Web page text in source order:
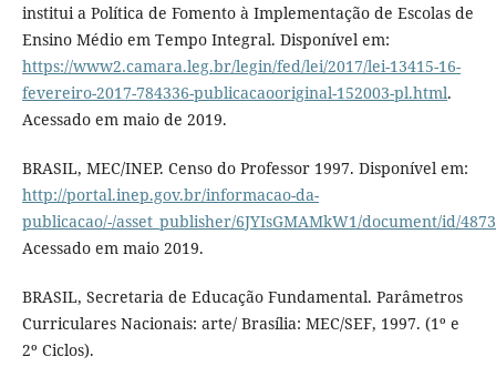
institui a Política de Fomento à Implementação de Escolas de
Ensino Médio em Tempo Integral. Disponível em:
https://www2.camara.leg.br/legin/fed/lei/2017/lei-13415-16-
fevereiro-2017-784336-publicacaooriginal-152003-pl.html.
Acessado em maio de 2019.
BRASIL, MEC/INEP. Censo do Professor 1997. Disponível em:
http://portal.inep.gov.br/informacao-da-
publicacao/-/asset_publisher/6JYIsGMAMkW1/document/id/
Acessado em maio 2019.
BRASIL, Secretaria de Educação Fundamental. Parâmetros
Curriculares Nacionais: arte/ Brasília: MEC/SEF, 1997. (1º e
2º Ciclos).